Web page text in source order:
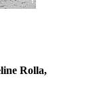
Rolla,